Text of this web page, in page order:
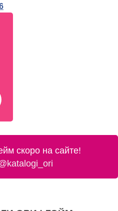
скоро на сайте!